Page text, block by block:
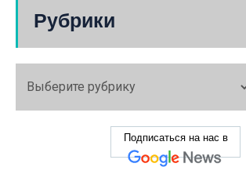
Рубрики
Подписаться на нас в